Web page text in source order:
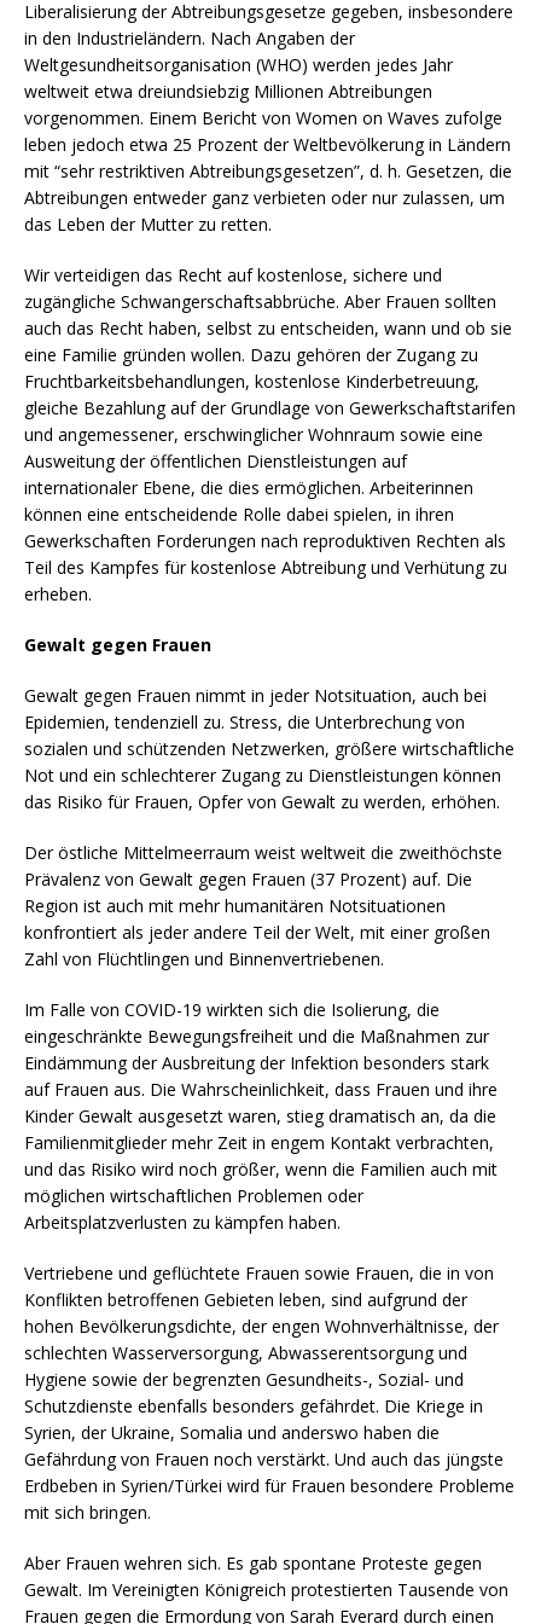
Liberalisierung der Abtreibungsgesetze gegeben, insbesondere
in den Industrieländern. Nach Angaben der
Weltgesundheitsorganisation (WHO) werden jedes Jahr
weltweit etwa dreiundsiebzig Millionen Abtreibungen
vorgenommen. Einem Bericht von Women on Waves zufolge
leben jedoch etwa 25 Prozent der Weltbevölkerung in Ländern
mit “sehr restriktiven Abtreibungsgesetzen”, d. h. Gesetzen, die
Abtreibungen entweder ganz verbieten oder nur zulassen, um
das Leben der Mutter zu retten.
Wir verteidigen das Recht auf kostenlose, sichere und
zugängliche Schwangerschaftsabbrüche. Aber Frauen sollten
auch das Recht haben, selbst zu entscheiden, wann und ob sie
eine Familie gründen wollen. Dazu gehören der Zugang zu
Fruchtbarkeitsbehandlungen, kostenlose Kinderbetreuung,
gleiche Bezahlung auf der Grundlage von Gewerkschaftstarifen
und angemessener, erschwinglicher Wohnraum sowie eine
Ausweitung der öffentlichen Dienstleistungen auf
internationaler Ebene, die dies ermöglichen. Arbeiterinnen
können eine entscheidende Rolle dabei spielen, in ihren
Gewerkschaften Forderungen nach reproduktiven Rechten als
Teil des Kampfes für kostenlose Abtreibung und Verhütung zu
erheben.
Gewalt gegen Frauen
Gewalt gegen Frauen nimmt in jeder Notsituation, auch bei
Epidemien, tendenziell zu. Stress, die Unterbrechung von
sozialen und schützenden Netzwerken, größere wirtschaftliche
Not und ein schlechterer Zugang zu Dienstleistungen können
das Risiko für Frauen, Opfer von Gewalt zu werden, erhöhen.
Der östliche Mittelmeerraum weist weltweit die zweithöchste
Prävalenz von Gewalt gegen Frauen (37 Prozent) auf. Die
Region ist auch mit mehr humanitären Notsituationen
konfrontiert als jeder andere Teil der Welt, mit einer großen
Zahl von Flüchtlingen und Binnenvertriebenen.
Im Falle von COVID-19 wirkten sich die Isolierung, die
eingeschränkte Bewegungsfreiheit und die Maßnahmen zur
Eindämmung der Ausbreitung der Infektion besonders stark
auf Frauen aus. Die Wahrscheinlichkeit, dass Frauen und ihre
Kinder Gewalt ausgesetzt waren, stieg dramatisch an, da die
Familienmitglieder mehr Zeit in engem Kontakt verbrachten,
und das Risiko wird noch größer, wenn die Familien auch mit
möglichen wirtschaftlichen Problemen oder
Arbeitsplatzverlusten zu kämpfen haben.
Vertriebene und geflüchtete Frauen sowie Frauen, die in von
Konflikten betroffenen Gebieten leben, sind aufgrund der
hohen Bevölkerungsdichte, der engen Wohnverhältnisse, der
schlechten Wasserversorgung, Abwasserentsorgung und
Hygiene sowie der begrenzten Gesundheits-, Sozial- und
Schutzdienste ebenfalls besonders gefährdet. Die Kriege in
Syrien, der Ukraine, Somalia und anderswo haben die
Gefährdung von Frauen noch verstärkt. Und auch das jüngste
Erdbeben in Syrien/Türkei wird für Frauen besondere Probleme
mit sich bringen.
Aber Frauen wehren sich. Es gab spontane Proteste gegen
Gewalt. Im Vereinigten Königreich protestierten Tausende von
Frauen gegen die Ermordung von Sarah Everard durch einen